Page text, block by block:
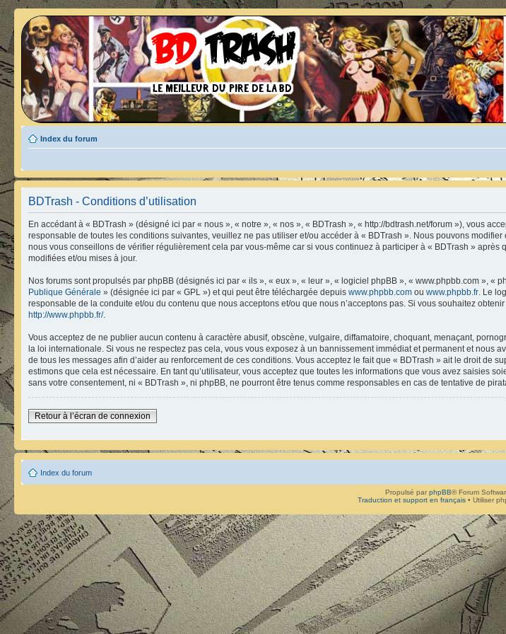
Index du forum
BDTrash - Conditions d’utilisation
En accédant à « BDTrash » (désigné ici par « nous », « notre », « nos », « BDTrash », « http://bdtrash.net/forum »), vous
responsable de toutes les conditions suivantes, veuillez ne pas utiliser et/ou accéder à « BDTrash ». Nous pouvons
nous vous conseillons de vérifier régulièrement cela par vous-même car si vous continuez à participer à « BDTrash »
modifiées et/ou mises à jour.
Nos forums sont propulsés par phpBB (désignés ici par « ils », « eux », « leur », « logiciel phpBB », « www.phpbb.com »,
Publique Générale » (désignée ici par « GPL ») et qui peut être téléchargée depuis www.phpbb.com ou www.phpbb.fr. Le
responsable de la conduite et/ou du contenu que nous acceptons et/ou que nous n’acceptons pas. Si vous souhaitez
http://www.phpbb.fr/.
Vous acceptez de ne publier aucun contenu à caractère abusif, obscène, vulgaire, diffamatoire, choquant, menaçant,
la loi internationale. Si vous ne respectez pas cela, vous vous exposez à un bannissement immédiat et permanent et nous
de tous les messages afin d’aider au renforcement de ces conditions. Vous acceptez le fait que « BDTrash » ait le droit de
estimons que cela est nécessaire. En tant qu’utilisateur, vous acceptez que toutes les informations que vous avez saisies
sans votre consentement, ni « BDTrash », ni phpBB, ne pourront être tenus comme responsables en cas de tentative de
Retour à l’écran de connexion
Index du forum
Propulsé par phpBB® Forum
Traduction et support en français • Utiliser